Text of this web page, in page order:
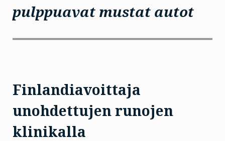
pulppuavat mustat autot
Finlandiavoittaja
unohdettujen runojen
klinikalla